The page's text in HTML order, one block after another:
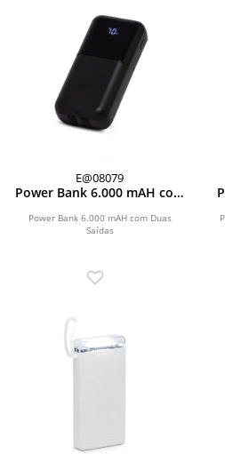
E@08079
Power Bank 6.000 mAH com
Power Bank 6.000 mAH com Duas
Saídas